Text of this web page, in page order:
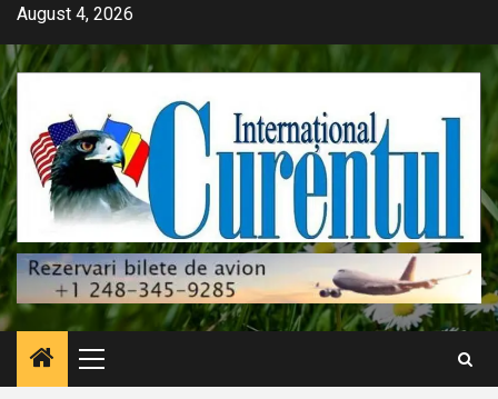
Skip
content
August 4, 2026
Primary
Menu